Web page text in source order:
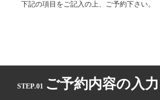
下記の項目をご記入の上、ご予約下さい。
STEP.01 ご予約内容の入力